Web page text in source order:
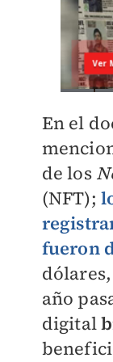
En el
de los
(NFT);
fueron
año
digital